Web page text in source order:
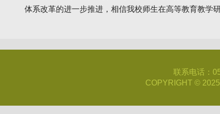
体系改革的进一步推进，相信我校师生在高等教育教学
联系电话：
COPYRIGHT ©